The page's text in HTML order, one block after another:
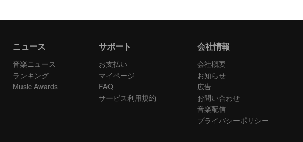
ニュース
音楽ニュース
ランキング
Music Awards
サポート
お支払い
マイページ
FAQ
サービス利用規約
会社情報
会社概要
お知らせ
広告
お問い合わせ
音楽配信
プライバシーポリシー